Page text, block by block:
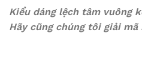
Kiểu dáng lệch tâm vuông
Hãy cũng chúng tôi giải